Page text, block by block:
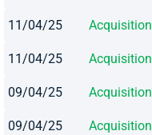
11/04/25 Acquisition
11/04/25 Acquisition
09/04/25 Acquisition
09/04/25 Acquisition